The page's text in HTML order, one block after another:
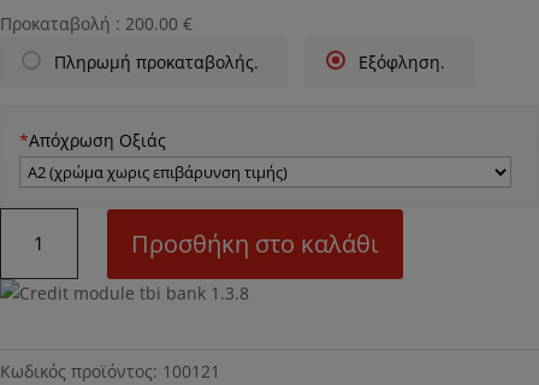
Προκαταβολή : 200.00 €
Εξόφληση.
Πληρωμή προκαταβολής.
*Απόχρωση Οξιάς
Τραπέζι
σαλονιού
ποσότητα
Προσθήκη στο καλάθι
Κωδικός προϊόντος: 100121